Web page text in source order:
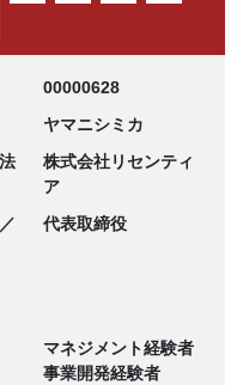
00000628
ヤマニシミカ
株式会社リセンティ
ア
代表取締役
マネジメント経験者
事業開発経験者